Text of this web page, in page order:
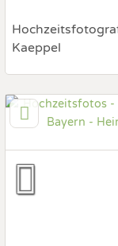
Kaeppel
München,
Art des Shootings:
Hochzeits